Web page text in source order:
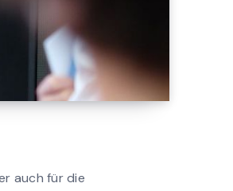
auch für die